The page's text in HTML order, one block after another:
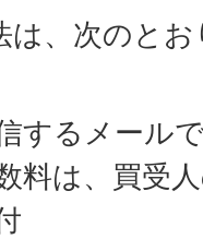
は、次のと
するメール
料は、買受